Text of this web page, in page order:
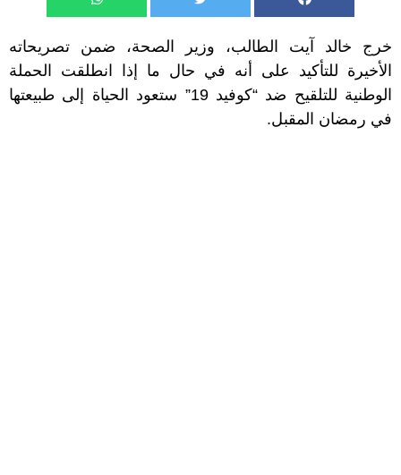
خرج خالد آيت الطالب، وزير الصحة، ضمن تصريحاته
الأخيرة للتأكيد على أنه في حال ما إذا انطلقت الحملة
الوطنية للتلقيح ضد “كوفيد 19” ستعود الحياة إلى طبيعتها
في رمضان المقبل.